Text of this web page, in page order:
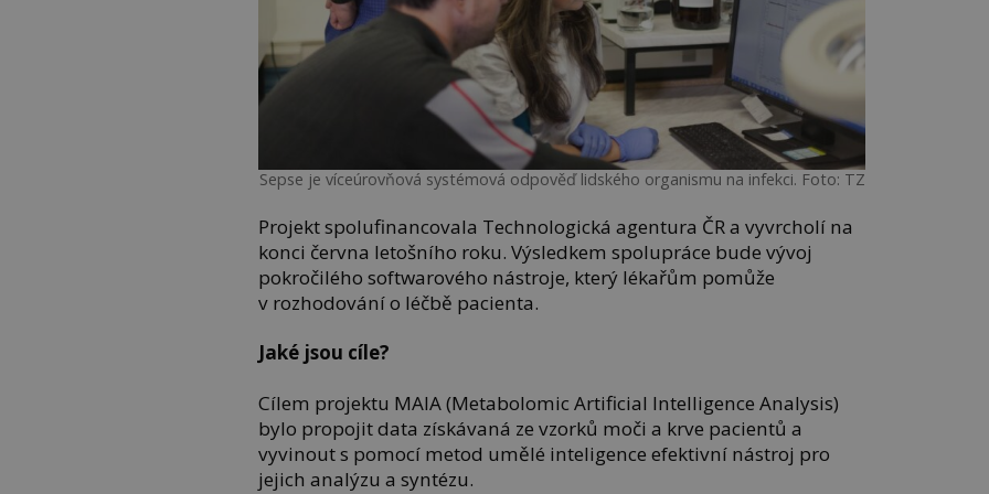
Sepse je víceúrovňová systémová odpověď lidského organismu na infekci. Foto: TZ
Projekt spolufinancovala Technologická agentura ČR a vyvrcholí na
konci června letošního roku. Výsledkem spolupráce bude vývoj
pokročilého softwarového nástroje, který lékařům pomůže
v rozhodování o léčbě pacienta.
Jaké jsou cíle?
Cílem projektu MAIA (Metabolomic Artificial Intelligence Analysis)
bylo propojit data získávaná ze vzorků moči a krve pacientů a
vyvinout s pomocí metod umělé inteligence efektivní nástroj pro
jejich analýzu a syntézu.